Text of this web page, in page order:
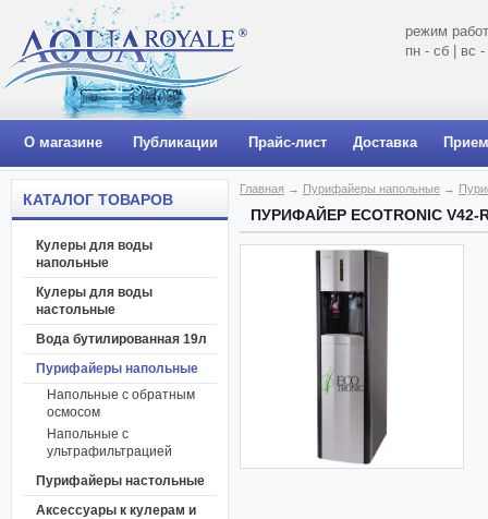
режим
пн - сб | вс
О магазине Публикации Прайс-лист Доставка
КАТАЛОГ ТОВАРОВ
Кулеры для воды
напольные
Кулеры для воды
настольные
Вода бутилированная 19л
Пурифайеры напольные
Напольные с обратным
осмосом
Напольные с
ультрафильтрацией
Пурифайеры настольные
Аксессуары к кулерам и
Главная → Пурифайеры напольные →
ПУРИФАЙЕР ECOTRONIC V42-